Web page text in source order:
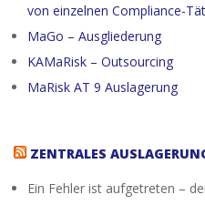
von einzelnen Compliance-
MaGo – Ausgliederung
KAMaRisk – Outsourcing
MaRisk AT 9 Auslagerung
ZENTRALES
Ein Fehler ist aufgetreten –